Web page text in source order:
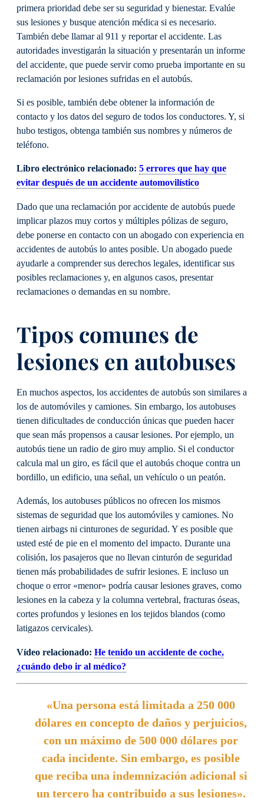
primera prioridad debe ser su seguridad y bienestar. Evalúe
sus lesiones y busque atención médica si es necesario.
También debe llamar al 911 y reportar el accidente. Las
autoridades investigarán la situación y presentarán un informe
del accidente, que puede servir como prueba importante en su
reclamación por lesiones sufridas en el autobús.
Si es posible, también debe obtener la información de
contacto y los datos del seguro de todos los conductores. Y, si
hubo testigos, obtenga también sus nombres y números de
teléfono.
Libro electrónico relacionado: 5 errores que hay que
evitar después de un accidente automovilístico
Dado que una reclamación por accidente de autobús puede
implicar plazos muy cortos y múltiples pólizas de seguro,
debe ponerse en contacto con un abogado con experiencia en
accidentes de autobús lo antes posible. Un abogado puede
ayudarle a comprender sus derechos legales, identificar sus
posibles reclamaciones y, en algunos casos, presentar
reclamaciones o demandas en su nombre.
Tipos comunes de
lesiones en autobuses
En muchos aspectos, los accidentes de autobús son similares a
los de automóviles y camiones. Sin embargo, los autobuses
tienen dificultades de conducción únicas que pueden hacer
que sean más propensos a causar lesiones. Por ejemplo, un
autobús tiene un radio de giro muy amplio. Si el conductor
calcula mal un giro, es fácil que el autobús choque contra un
bordillo, un edificio, una señal, un vehículo o un peatón.
Además, los autobuses públicos no ofrecen los mismos
sistemas de seguridad que los automóviles y camiones. No
tienen airbags ni cinturones de seguridad. Y es posible que
usted esté de pie en el momento del impacto. Durante una
colisión, los pasajeros que no llevan cinturón de seguridad
tienen más probabilidades de sufrir lesiones. E incluso un
choque o error «menor» podría causar lesiones graves, como
lesiones en la cabeza y la columna vertebral, fracturas óseas,
cortes profundos y lesiones en los tejidos blandos (como
latigazos cervicales).
Vídeo relacionado: He tenido un accidente de coche,
¿cuándo debo ir al médico?
«Una persona está limitada a 250 000
dólares en concepto de daños y perjuicios,
con un máximo de 500 000 dólares por
cada incidente. Sin embargo, es posible
que reciba una indemnización adicional si
un tercero ha contribuido a sus lesiones».